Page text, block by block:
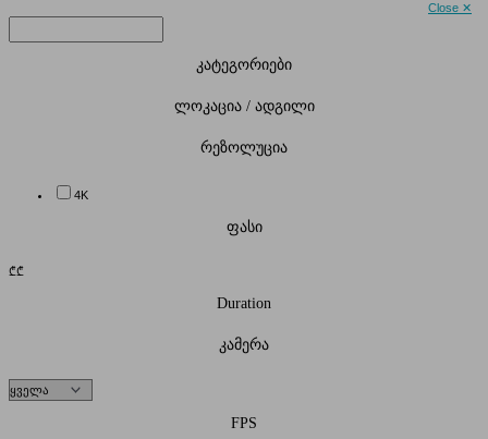
Close ✕
კატეგორიები
ლოკაცია / ადგილი
რეზოლუცია
4K
ფასი
₾₾
Duration
კამერა
FPS